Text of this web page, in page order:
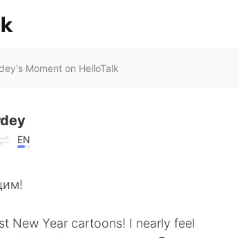
Moment on HelloTalk
EN
New Year cartoons! I nearly feel